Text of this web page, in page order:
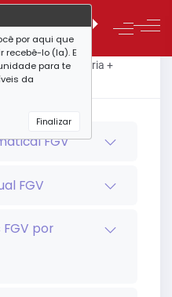
FGV: Teoria +
FGV
FGV
por
por aqui que
recebê-lo (la). E
para te
da
Finalizar